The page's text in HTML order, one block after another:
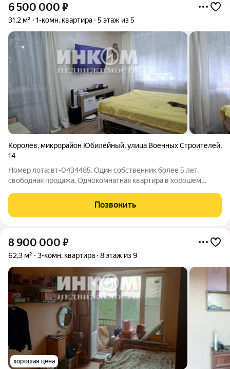
6 500 000 ₽
31,2 м² 1-комн. квартира 5 этаж из 5
Королёв, микрорайон Юбилейный,улица Военных Строителей,
14
Номер лота: вт-0434485. Один собственник более 5 лет,
свободная продажа. Однокомнатная квартира в хорошем
сделана вместительная гардеробная комната площадью 4 кв.м,
что удобно и экономит
Позвонить
8 900 000 ₽
62,3 м² 3-комн. квартира 8 этаж из 9
хорошая цена